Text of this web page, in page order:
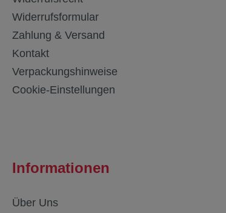
Widerrufsformular
Zahlung & Versand
Kontakt
Verpackungshinweise
Cookie-Einstellungen
Informationen
Über Uns